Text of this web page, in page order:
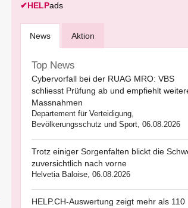
✔HELPads
News Aktion
Top News
Cybervorfall bei der RUAG MRO: VBS
schliesst Prüfung ab und empfiehlt
Massnahmen
Departement für Verteidigung,
Bevölkerungsschutz und Sport, 06.08.2026
Trotz einiger Sorgenfalten blickt die
zuversichtlich nach vorne
Helvetia Baloise, 06.08.2026
HELP.CH-Auswertung zeigt mehr als 110